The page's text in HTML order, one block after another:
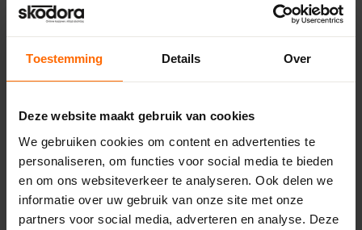
Toestemming Details Over
Deze website maakt gebruik van cookies
We gebruiken cookies om content en advertenties te
personaliseren, om functies voor social media te bieden
en om ons websiteverkeer te analyseren. Ook delen we
informatie over uw gebruik van onze site met onze
partners voor social media, adverteren en analyse. Deze
Meppel – Bouwcenter Concordia
7942 JZ Meppel